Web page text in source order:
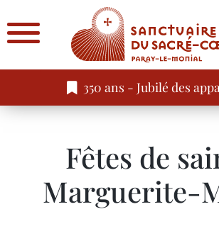
350 ans - Jubilé des
Fêtes de
Marguerite-